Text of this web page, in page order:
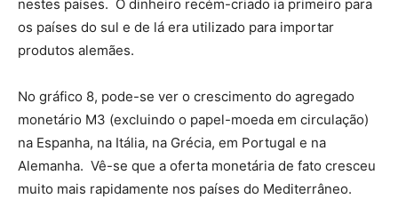
nestes países. O dinheiro recém-criado ia primeiro para
os países do sul e de lá era utilizado para importar
produtos alemães.
No gráfico 8, pode-se ver o crescimento do agregado
monetário M3 (excluindo o papel-moeda em circulação)
na Espanha, na Itália, na Grécia, em Portugal e na
Alemanha. Vê-se que a oferta monetária de fato cresceu
muito mais rapidamente nos países do Mediterrâneo.